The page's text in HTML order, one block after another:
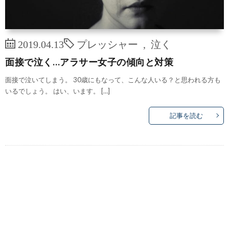
2019.04.13 プレッシャー 泣く
面接で泣く…アラサー女子の傾向と対策
面接で泣いてしまう。 30歳にもなって、こんな人いる？と思われる方も
いるでしょう。 はい、います。 […]
記事を読む